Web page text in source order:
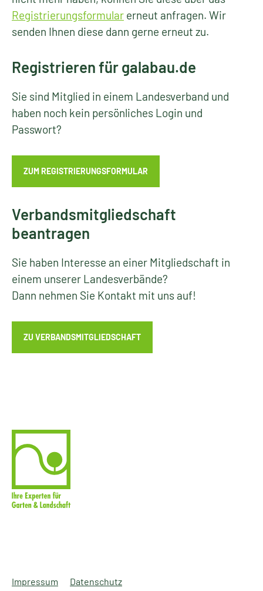
Registrierungsformular erneut anfragen. Wir
senden Ihnen diese dann gerne erneut zu.
Registrieren für galabau.de
Sie sind Mitglied in einem Landesverband und
haben noch kein persönliches Login und
Passwort?
ZUM REGISTRIERUNGSFORMULAR
Verbandsmitgliedschaft
beantragen
Sie haben Interesse an einer Mitgliedschaft in
einem unserer Landesverbände?
Dann nehmen Sie Kontakt mit uns auf!
ZU VERBANDSMITGLIEDSCHAFT
Impressum Datenschutz